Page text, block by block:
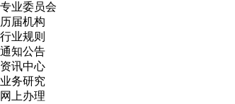
专业委员会
历届机构
行业规则
通知公告
资讯中心
业务研究
网上办理